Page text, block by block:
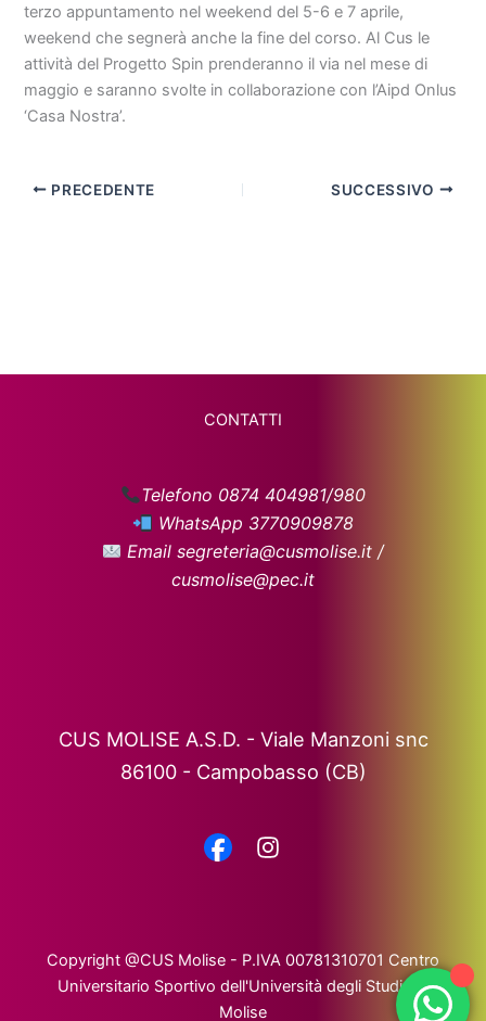
terzo appuntamento nel weekend del 5-6 e 7 aprile,
weekend che segnerà anche la fine del corso. Al Cus le
attività del Progetto Spin prenderanno il via nel mese di
maggio e saranno svolte in collaborazione con l’Aipd Onlus
‘Casa Nostra’.
PRECEDENTE SUCCESSIVO
CONTATTI
Telefono 0874 404981/980
WhatsApp 3770909878
Email segreteria@cusmolise.it /
cusmolise@pec.it
CUS MOLISE A.S.D. - Viale Manzoni snc
86100 - Campobasso (CB)
Copyright @CUS Molise - P.IVA 00781310701 Centro
Universitario Sportivo dell'Università degli Studi del
Molise